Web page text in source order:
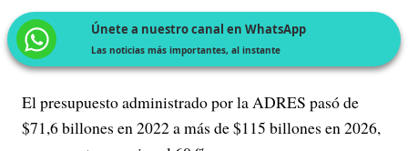
Únete a nuestro canal en WhatsApp
Las noticias más importantes, al instante
El presupuesto administrado por la ADRES pasó de
$71,6 billones en 2022 a más de $115 billones en 2026,